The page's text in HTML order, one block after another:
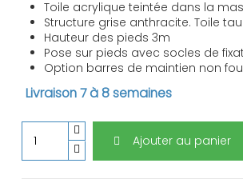
Toile acrylique teintée dans la
Structure grise anthracite. Toile
Hauteur des pieds 3m
Pose sur pieds avec socles de
Option barres de maintien non
Livraison 7 à 8 semaines
Ajouter au panier